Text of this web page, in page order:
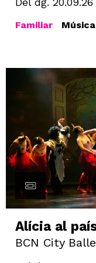
Familiar Música
Alícia al
BCN City